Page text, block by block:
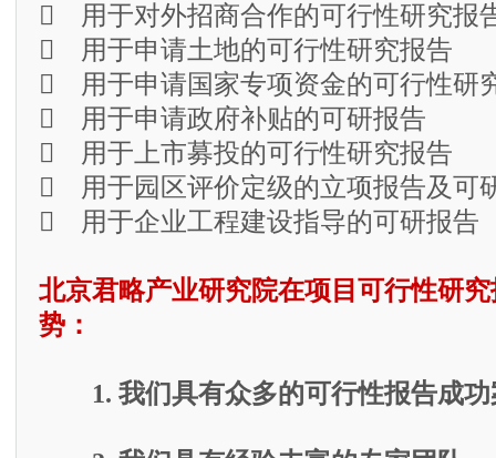
 用于对外招商合作的可行性研究报
 用于申请土地的可行性研究报告
 用于申请国家专项资金的可行性研
 用于申请政府补贴的可研报告
 用于上市募投的可行性研究报告
 用于园区评价定级的立项报告及可
 用于企业工程建设指导的可研报告
北京君略产业研究院在项目可行性研
势：
1. 我们具有众多的可行性报告成功